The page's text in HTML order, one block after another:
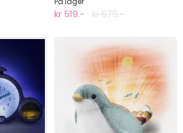
kr 519.- kr 679.-